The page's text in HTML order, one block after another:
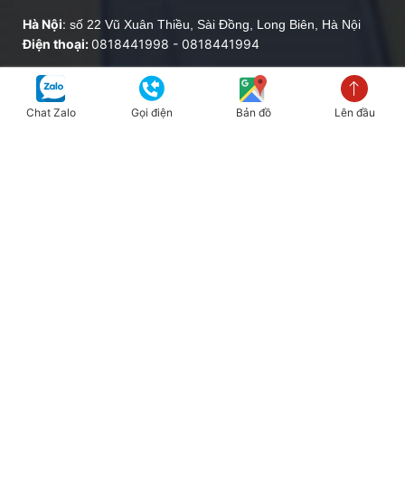
Hà Nội: số 22 Vũ Xuân Thiều, Sài Đồng, Long Biên, Hà Nội
Điện thoại:0818441998 - 0818441994
Hà Nội: số 94, Đa Tốn, Gia Lâm, Hà Nội, Việt Nam
Điện thoại: 0818441998 0818441994
Chat Zalo Gọi điện Bản đồ Lên đầu